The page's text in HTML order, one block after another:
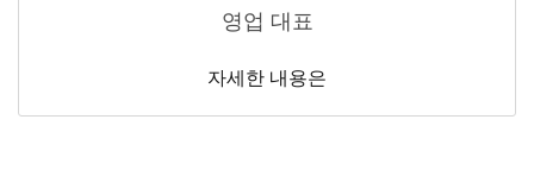
영업 대표
자세한 내용은